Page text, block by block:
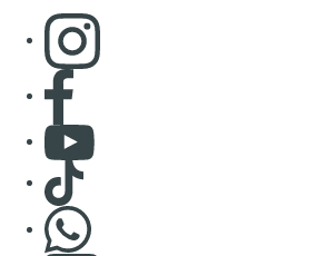
Consulter page Instagram
Consulter page Facebook
Consulter Youtube
Consulter TikTok